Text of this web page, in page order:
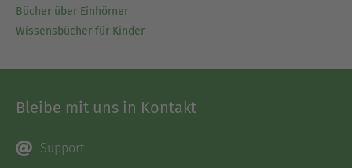
Bücher über Einhörner
Wissensbücher für Kinder
Bleibe mit uns in Kontakt
Support